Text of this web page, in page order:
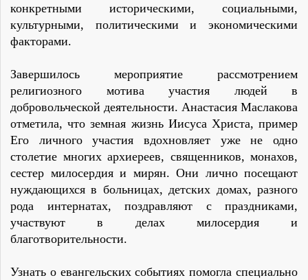
конкретными историческими, социальными,
культурными, политическими и экономическими
факторами.
Завершилось мероприятие рассмотрением
религиозного мотива участия людей в
добровольческой деятельности. Анастасия Маслакова
отметила, что земная жизнь Иисуса Христа, пример
Его личного участия вдохновляет уже не одно
столетие многих архиереев, священников, монахов,
сестер милосердия и мирян. Они лично посещают
нуждающихся в больницах, детских домах, разного
рода интернатах, поздравляют с праздниками,
участвуют в делах милосердия и
благотворительности.
Узнать о евангельских событиях помогла специально